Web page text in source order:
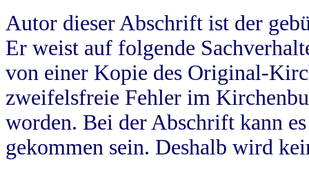
Autor dieser Abschrift ist der
Er weist auf folgende
von einer Kopie des Original-
zweifelsfreie Fehler im
worden. Bei der Abschrift kann
gekommen sein. Deshalb wird